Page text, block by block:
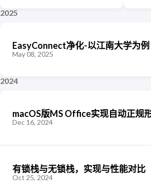
2025
EasyConnect净化-以江南大学为例
May 08, 2025
2024
macOS版MS Office实现自动正规
Dec 16, 2024
有锁栈与无锁栈，实现与性能对比
Oct 25, 2024